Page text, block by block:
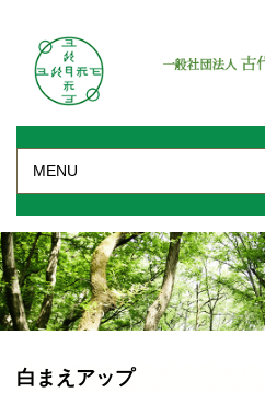
MENU
白まえアップ